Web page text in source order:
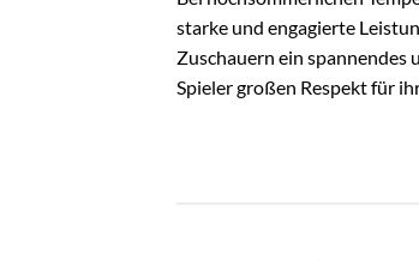
starke und engagierte
Zuschauern ein spannendes
Spieler großen Respekt für